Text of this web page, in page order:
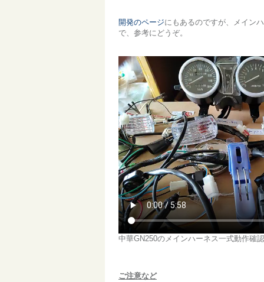
開発のページにもあるのですが、メイン
で、参考にどうぞ。
中華GN250のメインハーネス一式動作確
ご注意など